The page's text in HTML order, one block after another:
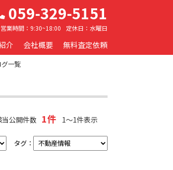
059-329-5151
営業時間： 9:30~18:00 定休日： 水曜日
介 会社概要 無料査定依頼
一覧
当公開件数 1件 1～1件表示
タグ：